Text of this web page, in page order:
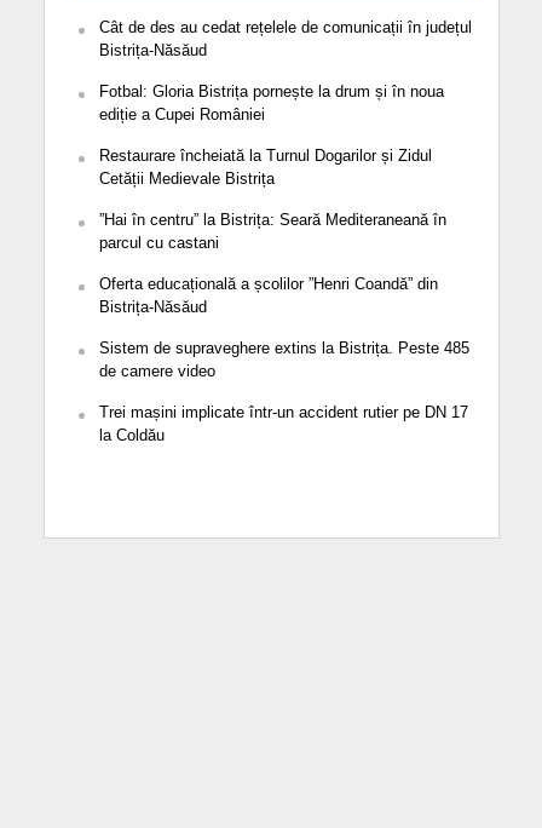
Cât de des au cedat rețelele de comunicații în județul
Bistrița-Năsăud
Fotbal: Gloria Bistrița pornește la drum și în noua
ediție a Cupei României
Restaurare încheiată la Turnul Dogarilor și Zidul
Cetății Medievale Bistrița
”Hai în centru” la Bistrița: Seară Mediteraneană în
parcul cu castani
Oferta educațională a școlilor ”Henri Coandă” din
Bistrița-Năsăud
Sistem de supraveghere extins la Bistrița. Peste 485
de camere video
Trei mașini implicate într-un accident rutier pe DN 17
la Coldău